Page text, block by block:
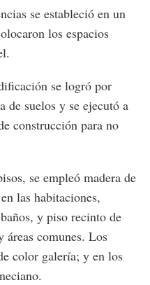
se estableció en un
los espacios
se logró por
de suelos y se ejecutó a
construcción para no
se empleó madera de
las habitaciones,
y piso recinto de
áreas comunes. Los
color galería; y en los